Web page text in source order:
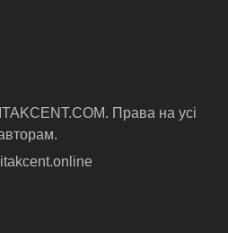
Права на усі